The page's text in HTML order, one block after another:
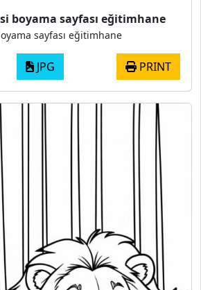
boyama sayfası eğitimhane
sayfası eğitimhane
JPG PRINT